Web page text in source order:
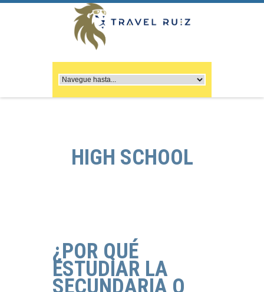
HIGH SCHOOL
¿POR QUÉ
ESTUDIAR LA
SECUNDARIA O